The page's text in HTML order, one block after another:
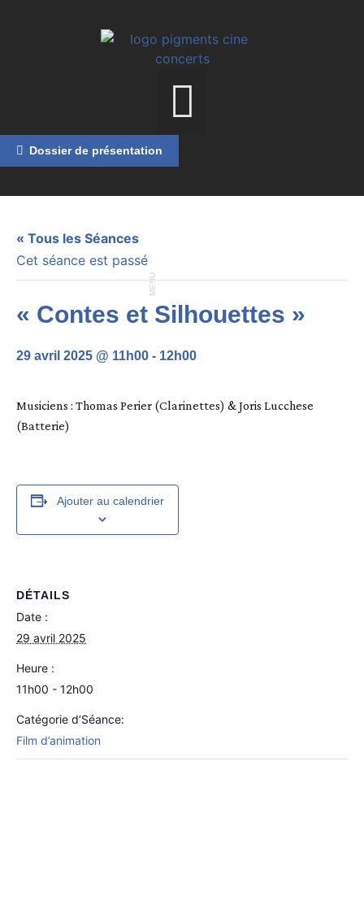
MENU
Dossier de présentation
« Tous les Séances
Cet séance est passé
« Contes et Silhouettes »
29 avril 2025 @ 11h00 - 12h00
Musiciens : Thomas Perier (Clarinettes) & Joris Lucchese
(Batterie)
Ajouter au calendrier
DÉTAILS
Date :
29 avril 2025
Heure :
11h00 - 12h00
Catégorie d’Séance:
Film d’animation